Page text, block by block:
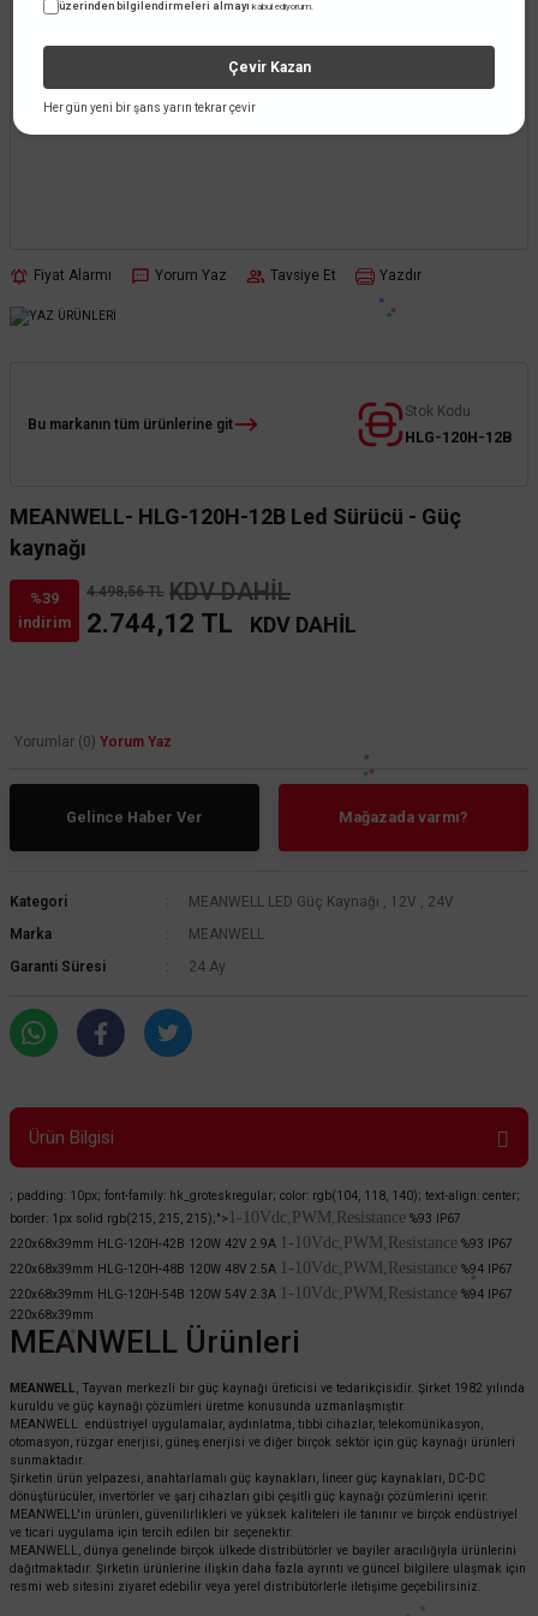
Fiyat Alarmı Yorum Yaz Tavsiye Et Yazdır
Bu markanın tüm ürünlerine git
Stok Kodu
HLG-120H-12B
MEANWELL- HLG-120H-12B Led Sürücü - Güç
kaynağı
%39
indirim
4.498,56 TL KDV DAHİL
2.744,12 TL KDV DAHİL
Yorumlar (0) Yorum Yaz
Gelince Haber Ver Mağazada varmı?
Kategori MEANWELL LED Güç Kaynağı , 12V , 24V
Marka
MEANWELL
Garanti Süresi
24 Ay
Ürün Bilgisi
; padding: 10px; font-family: hk_groteskregular; color: rgb(104, 118, 140); text-align: center;
border: 1px solid rgb(215, 215, 215);">1-10Vdc,PWM,Resistance %93
IP67
220x68x39mm HLG-120H-42B 120W 42V 2.9A 1-10Vdc,PWM,Resistance %93
IP67
220x68x39mm HLG-120H-48B 120W 48V 2.5A 1-10Vdc,PWM,Resistance %94
IP67
220x68x39mm HLG-120H-54B 120W 54V 2.3A 1-10Vdc,PWM,Resistance %94
IP67
220x68x39mm
MEANWELL Ürünleri
MEANWELL, Tayvan merkezli bir güç kaynağı üreticisi ve tedarikçisidir. Şirket 1982 yılında
kuruldu ve güç kaynağı çözümleri üretme konusunda uzmanlaşmıştır.
MEANWELL endüstriyel uygulamalar, aydınlatma, tıbbi cihazlar, telekomünikasyon,
otomasyon, rüzgar enerjisi, güneş enerjisi ve diğer birçok sektör için güç kaynağı ürünleri
sunmaktadır.
Şirketin ürün yelpazesi, anahtarlamalı güç kaynakları, lineer güç kaynakları, DC-DC
dönüştürücüler, invertörler ve şarj cihazları gibi çeşitli güç kaynağı çözümlerini içerir.
MEANWELL'in ürünleri, güvenilirlikleri ve yüksek kaliteleri ile tanınır ve birçok endüstriyel
ve ticari uygulama için tercih edilen bir seçenektir.
MEANWELL, dünya genelinde birçok ülkede distribütörler ve bayiler aracılığıyla ürünlerini
dağıtmaktadır. Şirketin ürünlerine ilişkin daha fazla ayrıntı ve güncel bilgilere ulaşmak için
resmi web sitesini ziyaret edebilir veya yerel distribütörlerle iletişime geçebilirsiniz.
üzerinden bilgilendirmeleri almayı kabul ediyorum.
Çevir Kazan
Her gün yeni bir şans yarın tekrar çevir